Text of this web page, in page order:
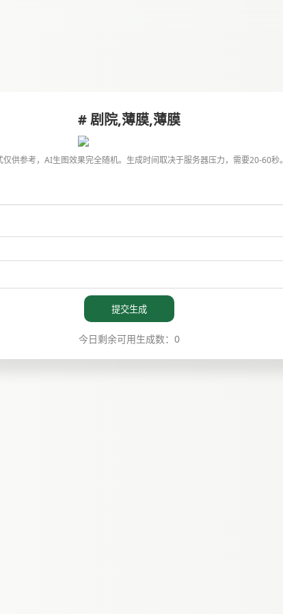
# 剧院,薄膜,薄膜
仅供参考，AI生图效果完全随机。生成时间取决于服务器压力，需要20-60秒。
提交生成
今日剩余可用生成数：0